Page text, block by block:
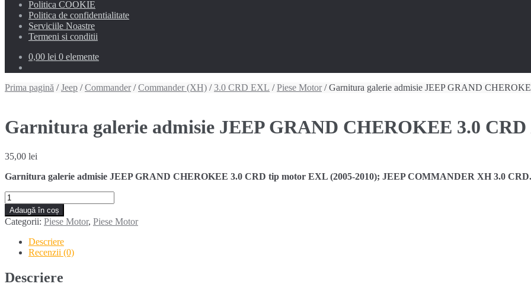
Politica COOKIE
Politica de confidentialitate
Serviciile Noastre
Termeni si conditii
0,00 lei 0 elemente
Prima pagină /Jeep /Commander/Commander (XH) /3.0 CRD EXL /Piese Motor/ Garnitura galerie admisie JEEP GRAND
Garnitura galerie admisie JEEP GRAND CHEROKEE 3.0
35,00 lei
Garnitura galerie admisie JEEP GRAND CHEROKEE 3.0 CRD tip motor EXL (2005-2010); JEEP COMMANDER XH 3.0
Cantitate
Garnitura
galerie
admisie
JEEP
GRAND
CHEROKEE
3.0
CRD
Adaugă în coș
Categorii: Piese Motor, Piese Motor
Descriere
Recenzii (0)
Descriere